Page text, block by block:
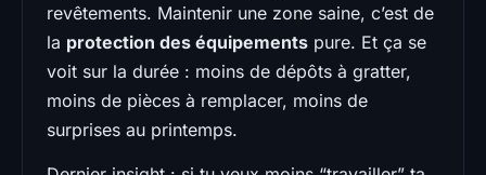
revêtements. Maintenir une zone saine, c’est de
la protection des équipements pure. Et ça se
voit sur la durée : moins de dépôts à gratter,
moins de pièces à remplacer, moins de
surprises au printemps.